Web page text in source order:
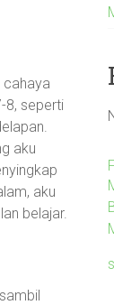
cahaya
8, seperti
aku
aku
belajar.